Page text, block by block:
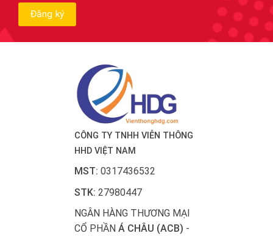
CÔNG TY TNHH VIỄN THÔNG
HHD VIỆT NAM
MST: 0317436532
STK: 27980447
NGÂN HÀNG THƯƠNG MẠI
CỔ PHẦN Á CHÂU (ACB) -